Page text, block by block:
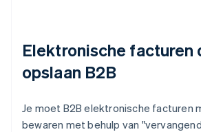
Elektronische facturen
opslaan B2B
Je moet B2B elektronische facturen
bewaren met behulp van